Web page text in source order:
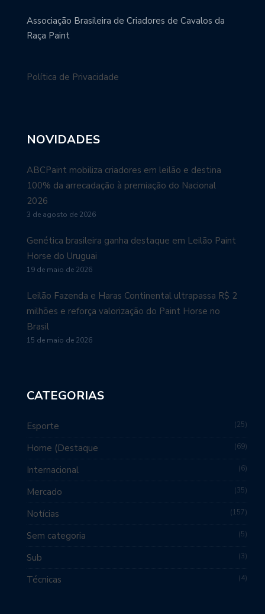
Associação Brasileira de Criadores de Cavalos da
Raça Paint
Política de Privacidade
NOVIDADES
ABCPaint mobiliza criadores em leilão e destina
100% da arrecadação à premiação do Nacional
2026
3 de agosto de 2026
Genética brasileira ganha destaque em Leilão Paint
Horse do Uruguai
19 de maio de 2026
Leilão Fazenda e Haras Continental ultrapassa R$ 2
milhões e reforça valorização do Paint Horse no
Brasil
15 de maio de 2026
CATEGORIAS
Esporte 25
Home (Destaque 69
Internacional 6
Mercado 35
Notícias 157
Sem categoria 5
Sub 3
Técnicas 4